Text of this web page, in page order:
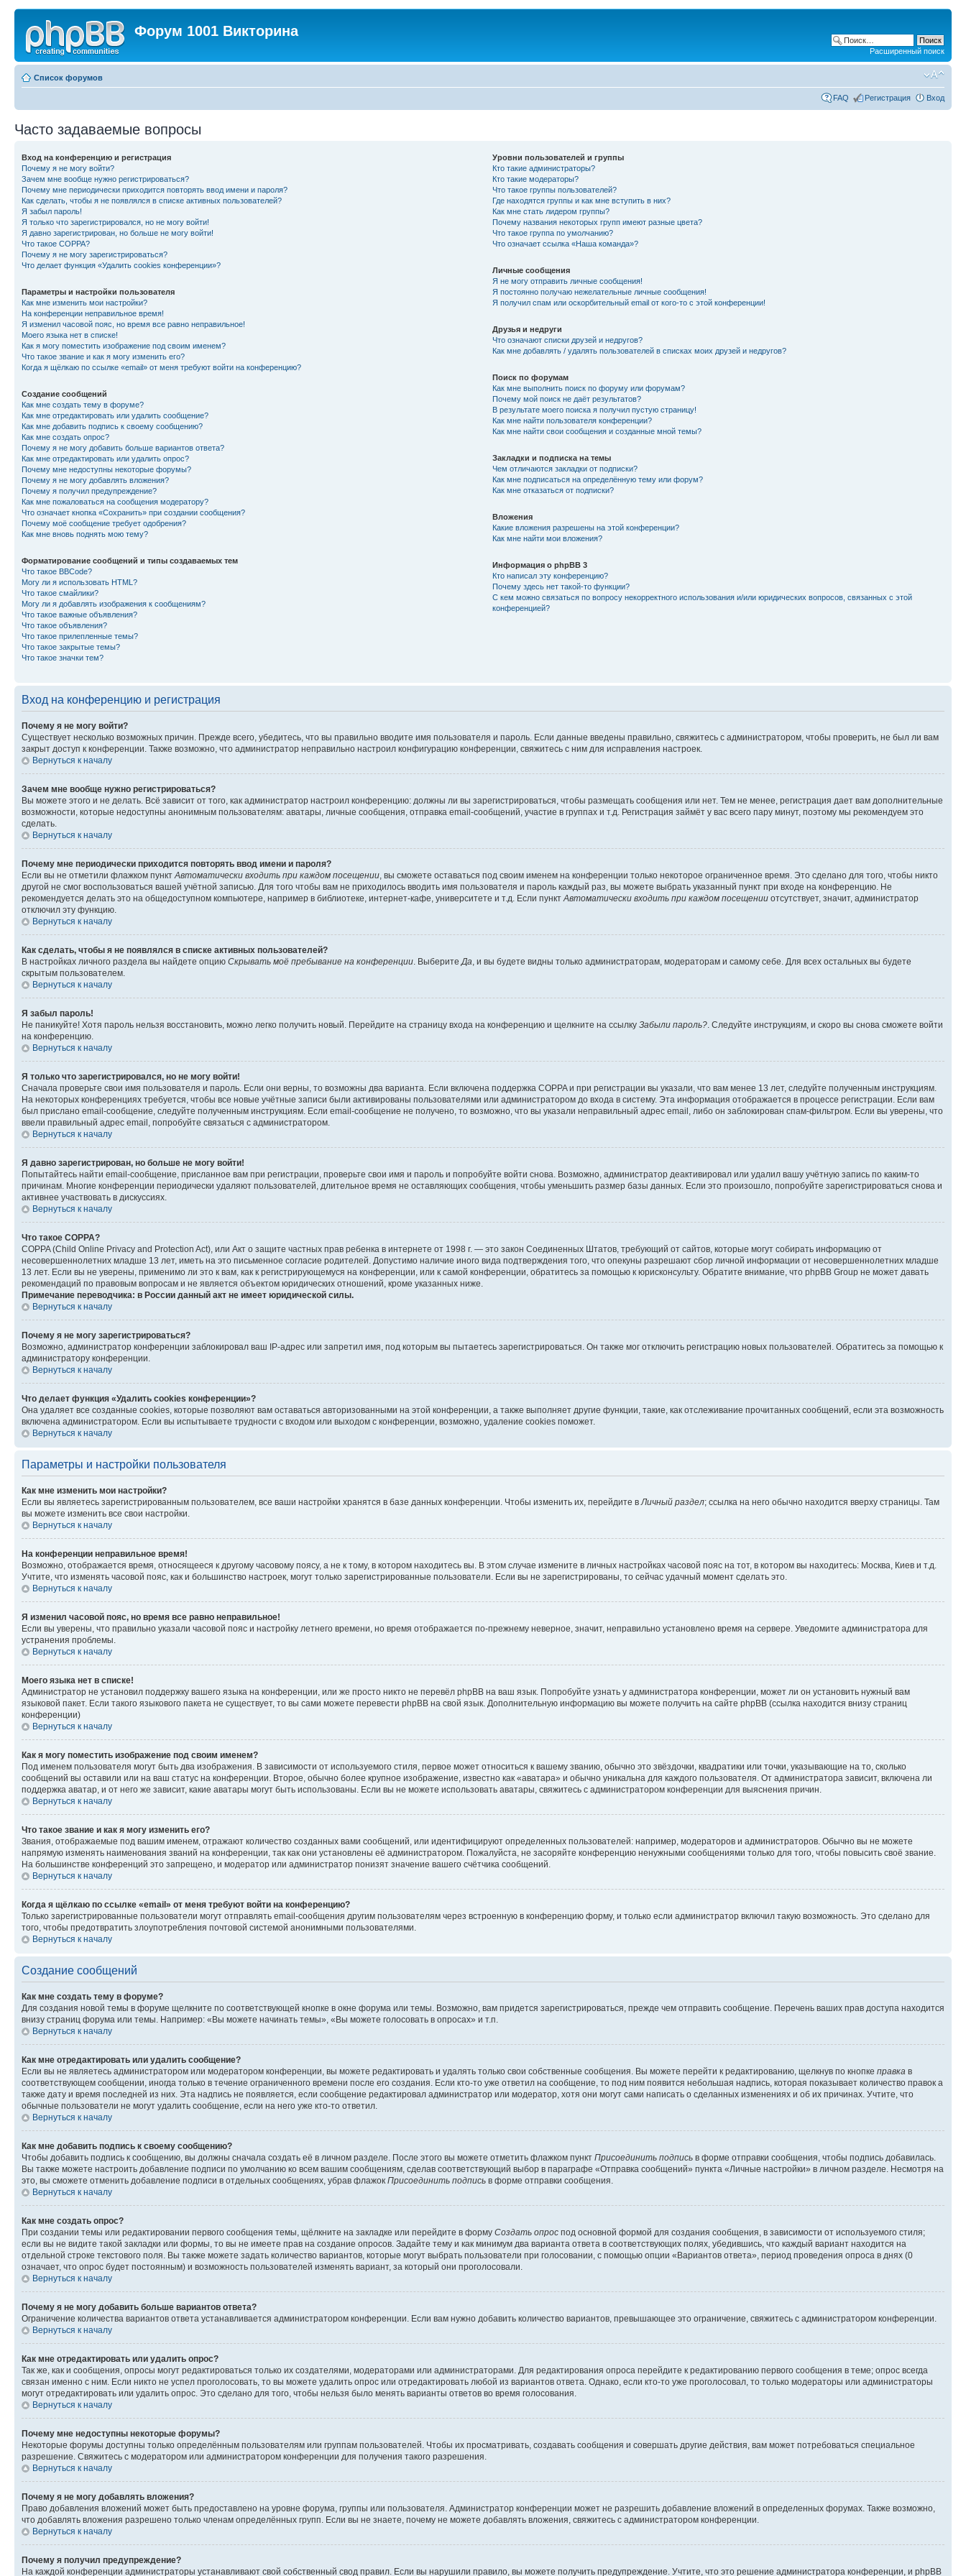
Форум 1001 Викторина
Расширенный поиск
Список форумов
FAQ Регистрация Вход
Часто задаваемые вопросы
Вход на конференцию и регистрация
Почему я не могу войти?
Зачем мне вообще нужно регистрироваться?
Почему мне периодически приходится повторять ввод имени и пароля?
Как сделать, чтобы я не появлялся в списке активных пользователей?
Я забыл пароль!
Я только что зарегистрировался, но не могу войти!
Я давно зарегистрирован, но больше не могу войти!
Что такое COPPA?
Почему я не могу зарегистрироваться?
Что делает функция «Удалить cookies конференции»?
Параметры и настройки пользователя
Как мне изменить мои настройки?
На конференции неправильное время!
Я изменил часовой пояс, но время все равно неправильное!
Моего языка нет в списке!
Как я могу поместить изображение под своим именем?
Что такое звание и как я могу изменить его?
Когда я щёлкаю по ссылке «email» от меня требуют войти на конференцию?
Создание сообщений
Как мне создать тему в форуме?
Как мне отредактировать или удалить сообщение?
Как мне добавить подпись к своему сообщению?
Как мне создать опрос?
Почему я не могу добавить больше вариантов ответа?
Как мне отредактировать или удалить опрос?
Почему мне недоступны некоторые форумы?
Почему я не могу добавлять вложения?
Почему я получил предупреждение?
Как мне пожаловаться на сообщения модератору?
Что означает кнопка «Сохранить» при создании сообщения?
Почему моё сообщение требует одобрения?
Как мне вновь поднять мою тему?
Форматирование сообщений и типы создаваемых тем
Что такое BBCode?
Могу ли я использовать HTML?
Что такое смайлики?
Могу ли я добавлять изображения к сообщениям?
Что такое важные объявления?
Что такое объявления?
Что такое прилепленные темы?
Что такое закрытые темы?
Что такое значки тем?
Уровни пользователей и группы
Кто такие администраторы?
Кто такие модераторы?
Что такое группы пользователей?
Где находятся группы и как мне вступить в них?
Как мне стать лидером группы?
Почему названия некоторых групп имеют разные цвета?
Что такое группа по умолчанию?
Что означает ссылка «Наша команда»?
Личные сообщения
Я не могу отправить личные сообщения!
Я постоянно получаю нежелательные личные сообщения!
Я получил спам или оскорбительный email от кого-то с этой конференции!
Друзья и недруги
Что означают списки друзей и недругов?
Как мне добавлять / удалять пользователей в списках моих друзей и недругов?
Поиск по форумам
Как мне выполнить поиск по форуму или форумам?
Почему мой поиск не даёт результатов?
В результате моего поиска я получил пустую страницу!
Как мне найти пользователя конференции?
Как мне найти свои сообщения и созданные мной темы?
Закладки и подписка на темы
Чем отличаются закладки от подписки?
Как мне подписаться на определённую тему или форум?
Как мне отказаться от подписки?
Вложения
Какие вложения разрешены на этой конференции?
Как мне найти мои вложения?
Информация о phpBB 3
Кто написал эту конференцию?
Почему здесь нет такой-то функции?
С кем можно связаться по вопросу некорректного использования и/или юридических вопросов, связанных с этой
конференцией?
Вход на конференцию и регистрация
Почему я не могу войти?
Существует несколько возможных причин. Прежде всего, убедитесь, что вы правильно вводите имя пользователя и пароль. Если данные введены правильно, свяжитесь с администратором, чтобы проверить, не был ли вам
закрыт доступ к конференции. Также возможно, что администратор неправильно настроил конфигурацию конференции, свяжитесь с ним для исправления настроек.
Вернуться к началу
Зачем мне вообще нужно регистрироваться?
Вы можете этого и не делать. Всё зависит от того, как администратор настроил конференцию: должны ли вы зарегистрироваться, чтобы размещать сообщения или нет. Тем не менее, регистрация дает вам дополнительные
возможности, которые недоступны анонимным пользователям: аватары, личные сообщения, отправка email-сообщений, участие в группах и т.д. Регистрация займёт у вас всего пару минут, поэтому мы рекомендуем это
сделать.
Вернуться к началу
Почему мне периодически приходится повторять ввод имени и пароля?
Если вы не отметили флажком пунктАвтоматически входить при каждом посещении, вы сможете оставаться под своим именем на конференции только некоторое ограниченное время. Это сделано для того, чтобы никто
другой не смог воспользоваться вашей учётной записью. Для того чтобы вам не приходилось вводить имя пользователя и пароль каждый раз, вы можете выбрать указанный пункт при входе на конференцию. Не
рекомендуется делать это на общедоступном компьютере, например в библиотеке, интернет-кафе, университете и т.д. Если пунктАвтоматически входить при каждом посещении отсутствует, значит, администратор
отключил эту функцию.
Вернуться к началу
Как сделать, чтобы я не появлялся в списке активных пользователей?
В настройках личного раздела вы найдете опцию Скрывать моё пребывание на конференции. ВыберитеДа, и вы будете видны только администраторам, модераторам и самому себе. Для всех остальных вы будете
скрытым пользователем.
Вернуться к началу
Я забыл пароль!
Не паникуйте! Хотя пароль нельзя восстановить, можно легко получить новый. Перейдите на страницу входа на конференцию и щелкните на ссылку Забыли пароль?. Следуйте инструкциям, и скоро вы снова сможете войти
на конференцию.
Вернуться к началу
Я только что зарегистрировался, но не могу войти!
Сначала проверьте свои имя пользователя и пароль. Если они верны, то возможны два варианта. Если включена поддержка COPPA и при регистрации вы указали, что вам менее 13 лет, следуйте полученным инструкциям.
На некоторых конференциях требуется, чтобы все новые учётные записи были активированы пользователями или администратором до входа в систему. Эта информация отображается в процессе регистрации. Если вам
был прислано email-сообщение, следуйте полученным инструкциям. Если email-сообщение не получено, то возможно, что вы указали неправильный адрес email, либо он заблокирован спам-фильтром. Если вы уверены, что
ввели правильный адрес email, попробуйте связаться с администратором.
Вернуться к началу
Я давно зарегистрирован, но больше не могу войти!
Попытайтесь найти email-сообщение, присланное вам при регистрации, проверьте свои имя и пароль и попробуйте войти снова. Возможно, администратор деактивировал или удалил вашу учётную запись по каким-то
причинам. Многие конференции периодически удаляют пользователей, длительное время не оставляющих сообщения, чтобы уменьшить размер базы данных. Если это произошло, попробуйте зарегистрироваться снова и
активнее участвовать в дискуссиях.
Вернуться к началу
Что такое COPPA?
COPPA (Child Online Privacy and Protection Act), или Акт о защите частных прав ребенка в интернете от 1998 г. — это закон Соединенных Штатов, требующий от сайтов, которые могут собирать информацию от
несовершеннолетних младше 13 лет, иметь на это письменное согласие родителей. Допустимо наличие иного вида подтверждения того, что опекуны разрешают сбор личной информации от несовершеннолетних младше
13 лет. Если вы не уверены, применимо ли это к вам, как к регистрирующемуся на конференции, или к самой конференции, обратитесь за помощью к юрисконсульту. Обратите внимание, что phpBB Group не может давать
рекомендаций по правовым вопросам и не является объектом юридических отношений, кроме указанных ниже.
Примечание переводчика: в России данный акт не имеет юридической силы.
Вернуться к началу
Почему я не могу зарегистрироваться?
Возможно, администратор конференции заблокировал ваш IP-адрес или запретил имя, под которым вы пытаетесь зарегистрироваться. Он также мог отключить регистрацию новых пользователей. Обратитесь за помощью к
администратору конференции.
Вернуться к началу
Что делает функция «Удалить cookies конференции»?
Она удаляет все созданные cookies, которые позволяют вам оставаться авторизованными на этой конференции, а также выполняет другие функции, такие, как отслеживание прочитанных сообщений, если эта возможность
включена администратором. Если вы испытываете трудности с входом или выходом с конференции, возможно, удаление cookies поможет.
Вернуться к началу
Параметры и настройки пользователя
Как мне изменить мои настройки?
Если вы являетесь зарегистрированным пользователем, все ваши настройки хранятся в базе данных конференции. Чтобы изменить их, перейдите вЛичный раздел; ссылка на него обычно находится вверху страницы. Там
вы можете изменить все свои настройки.
Вернуться к началу
На конференции неправильное время!
Возможно, отображается время, относящееся к другому часовому поясу, а не к тому, в котором находитесь вы. В этом случае измените в личных настройках часовой пояс на тот, в котором вы находитесь: Москва, Киев и т.д.
Учтите, что изменять часовой пояс, как и большинство настроек, могут только зарегистрированные пользователи. Если вы не зарегистрированы, то сейчас удачный момент сделать это.
Вернуться к началу
Я изменил часовой пояс, но время все равно неправильное!
Если вы уверены, что правильно указали часовой пояс и настройку летнего времени, но время отображается по-прежнему неверное, значит, неправильно установлено время на сервере. Уведомите администратора для
устранения проблемы.
Вернуться к началу
Моего языка нет в списке!
Администратор не установил поддержку вашего языка на конференции, или же просто никто не перевёл phpBB на ваш язык. Попробуйте узнать у администратора конференции, может ли он установить нужный вам
языковой пакет. Если такого языкового пакета не существует, то вы сами можете перевести phpBB на свой язык. Дополнительную информацию вы можете получить на сайте phpBB (ссылка находится внизу страниц
конференции)
Вернуться к началу
Как я могу поместить изображение под своим именем?
Под именем пользователя могут быть два изображения. В зависимости от используемого стиля, первое может относиться к вашему званию, обычно это звёздочки, квадратики или точки, указывающие на то, сколько
сообщений вы оставили или на ваш статус на конференции. Второе, обычно более крупное изображение, известно как «аватара» и обычно уникальна для каждого пользователя. От администратора зависит, включена ли
поддержка аватар, и от него же зависит, какие аватары могут быть использованы. Если вы не можете использовать аватары, свяжитесь с администратором конференции для выяснения причин.
Вернуться к началу
Что такое звание и как я могу изменить его?
Звания, отображаемые под вашим именем, отражают количество созданных вами сообщений, или идентифицируют определенных пользователей: например, модераторов и администраторов. Обычно вы не можете
напрямую изменять наименования званий на конференции, так как они установлены её администратором. Пожалуйста, не засоряйте конференцию ненужными сообщениями только для того, чтобы повысить своё звание.
На большинстве конференций это запрещено, и модератор или администратор понизят значение вашего счётчика сообщений.
Вернуться к началу
Когда я щёлкаю по ссылке «email» от меня требуют войти на конференцию?
Только зарегистрированные пользователи могут отправлять email-сообщения другим пользователям через встроенную в конференцию форму, и только если администратор включил такую возможность. Это сделано для
того, чтобы предотвратить злоупотребления почтовой системой анонимными пользователями.
Вернуться к началу
Создание сообщений
Как мне создать тему в форуме?
Для создания новой темы в форуме щелкните по соответствующей кнопке в окне форума или темы. Возможно, вам придется зарегистрироваться, прежде чем отправить сообщение. Перечень ваших прав доступа находится
внизу страниц форума или темы. Например: «Вы можете начинать темы», «Вы можете голосовать в опросах» и т.п.
Вернуться к началу
Как мне отредактировать или удалить сообщение?
Если вы не являетесь администратором или модератором конференции, вы можете редактировать и удалять только свои собственные сообщения. Вы можете перейти к редактированию, щелкнув по кнопке правка в
соответствующем сообщении, иногда только в течение ограниченного времени после его создания. Если кто-то уже ответил на сообщение, то под ним появится небольшая надпись, которая показывает количество правок а
также дату и время последней из них. Эта надпись не появляется, если сообщение редактировал администратор или модератор, хотя они могут сами написать о сделанных изменениях и об их причинах. Учтите, что
обычные пользователи не могут удалить сообщение, если на него уже кто-то ответил.
Вернуться к началу
Как мне добавить подпись к своему сообщению?
Чтобы добавить подпись к сообщению, вы должны сначала создать её в личном разделе. После этого вы можете отметить флажком пункт Присоединить подпись в форме отправки сообщения, чтобы подпись добавилась.
Вы также можете настроить добавление подписи по умолчанию ко всем вашим сообщениям, сделав соответствующий выбор в параграфе «Отправка сообщений» пункта «Личные настройки» в личном разделе. Несмотря на
это, вы сможете отменить добавление подписи в отдельных сообщениях, убрав флажок Присоединить подпись в форме отправки сообщения.
Вернуться к началу
Как мне создать опрос?
При создании темы или редактировании первого сообщения темы, щёлкните на закладке или перейдите в форму Создать опрос под основной формой для создания сообщения, в зависимости от используемого стиля;
если вы не видите такой закладки или формы, то вы не имеете прав на создание опросов. Задайте тему и как минимум два варианта ответа в соответствующих полях, убедившись, что каждый вариант находится на
отдельной строке текстового поля. Вы также можете задать количество вариантов, которые могут выбрать пользователи при голосовании, с помощью опции «Вариантов ответа», период проведения опроса в днях (0
означает, что опрос будет постоянным) и возможность пользователей изменять вариант, за который они проголосовали.
Вернуться к началу
Почему я не могу добавить больше вариантов ответа?
Ограничение количества вариантов ответа устанавливается администратором конференции. Если вам нужно добавить количество вариантов, превышающее это ограничение, свяжитесь с администратором конференции.
Вернуться к началу
Как мне отредактировать или удалить опрос?
Так же, как и сообщения, опросы могут редактироваться только их создателями, модераторами или администраторами. Для редактирования опроса перейдите к редактированию первого сообщения в теме; опрос всегда
связан именно с ним. Если никто не успел проголосовать, то вы можете удалить опрос или отредактировать любой из вариантов ответа. Однако, если кто-то уже проголосовал, то только модераторы или администраторы
могут отредактировать или удалить опрос. Это сделано для того, чтобы нельзя было менять варианты ответов во время голосования.
Вернуться к началу
Почему мне недоступны некоторые форумы?
Некоторые форумы доступны только определённым пользователям или группам пользователей. Чтобы их просматривать, создавать сообщения и совершать другие действия, вам может потребоваться специальное
разрешение. Свяжитесь с модератором или администратором конференции для получения такого разрешения.
Вернуться к началу
Почему я не могу добавлять вложения?
Право добавления вложений может быть предоставлено на уровне форума, группы или пользователя. Администратор конференции может не разрешить добавление вложений в определенных форумах. Также возможно,
что добавлять вложения разрешено только членам определённых групп. Если вы не знаете, почему не можете добавлять вложения, свяжитесь с администратором конференции.
Вернуться к началу
Почему я получил предупреждение?
На каждой конференции администраторы устанавливают свой собственный свод правил. Если вы нарушили правило, вы можете получить предупреждение. Учтите, что это решение администратора конференции, и phpBB